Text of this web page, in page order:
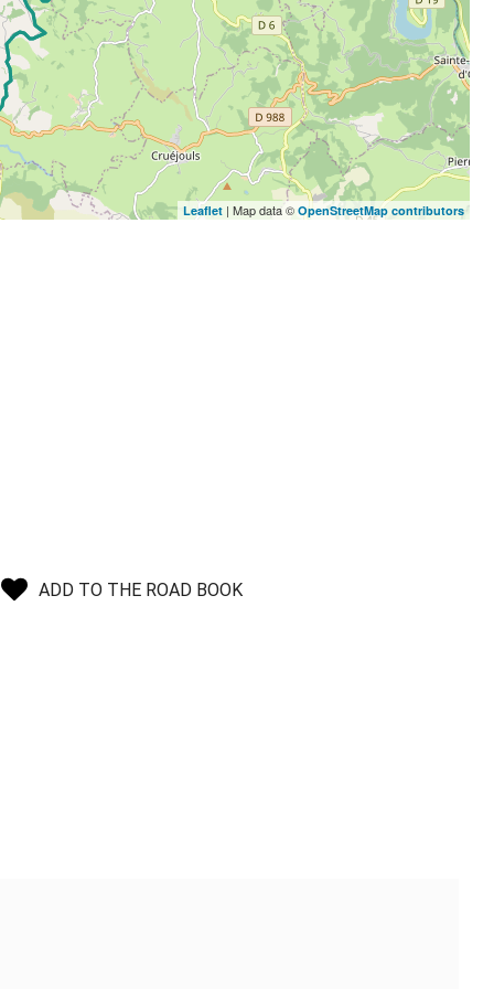
Leaflet | Map data © OpenStreetMap contributors
ADD TO THE ROAD BOOK